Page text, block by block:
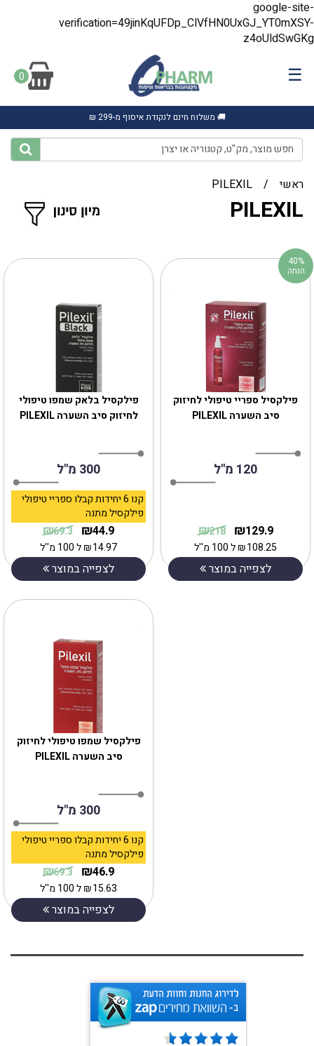
google-site-
verification=49jinKqUFDp_ClVfHN0UxGJ_YT0mXSY-
z4oUldSwGKg
☰
0
🚚 משלוח חינם לנקודת איסוף מ-299 ₪
ראשי /
PILEXIL‎
PILEXIL‎
פילקסיל בלאק שמפו טיפולי
לחיזוק סיב השערה PILEXIL‎
300 מ"ל
קנו 6 יחידות קבלו ספריי טיפולי
פילקסיל מתנה
44.9
₪
69.3
₪
14.97
₪ל 100 מ''ל
לצפייה במוצר
פילקסיל ספריי טיפולי לחיזוק
סיב השערה PILEXIL‎
120 מ"ל
129.9
₪
218
₪
108.25
₪ל 100 מ''ל
לצפייה במוצר
40%
הנחה
פילקסיל שמפו טיפולי לחיזוק
סיב השערה PILEXIL‎
300 מ"ל
קנו 6 יחידות קבלו ספריי טיפולי
פילקסיל מתנה
46.9
₪
69.3
₪
15.63
₪ל 100 מ''ל
לצפייה במוצר